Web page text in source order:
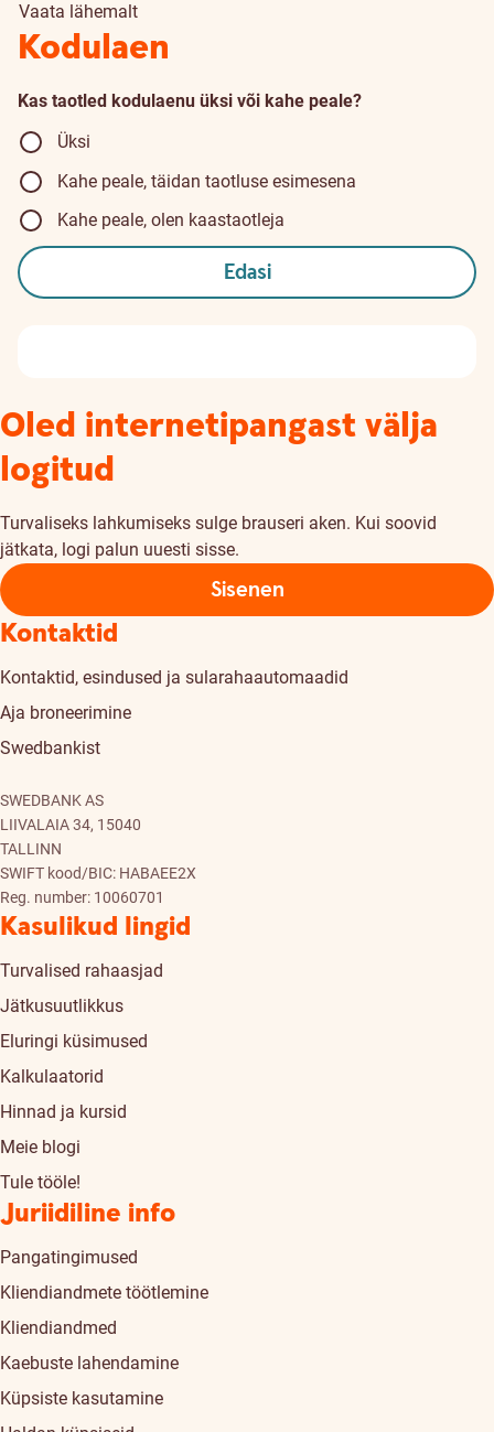
Vaata lähemalt
Kodulaen
Kas taotled kodulaenu üksi või kahe peale?
Üksi
Kahe peale, täidan taotluse esimesena
Kahe peale, olen kaastaotleja
Edasi
Oled internetipangast välja
logitud
Turvaliseks lahkumiseks sulge brauseri aken. Kui soovid
jätkata, logi palun uuesti sisse.
Sisenen
Kontaktid
Kontaktid, esindused ja sularahaautomaadid
Aja broneerimine
Swedbankist
SWEDBANK AS
LIIVALAIA 34, 15040
TALLINN
SWIFT kood/BIC: HABAEE2X
Reg. number: 10060701
Kasulikud lingid
Turvalised rahaasjad
Jätkusuutlikkus
Eluringi küsimused
Kalkulaatorid
Hinnad ja kursid
Meie blogi
Tule tööle!
Juriidiline info
Pangatingimused
Kliendiandmete töötlemine
Kliendiandmed
Kaebuste lahendamine
Küpsiste kasutamine